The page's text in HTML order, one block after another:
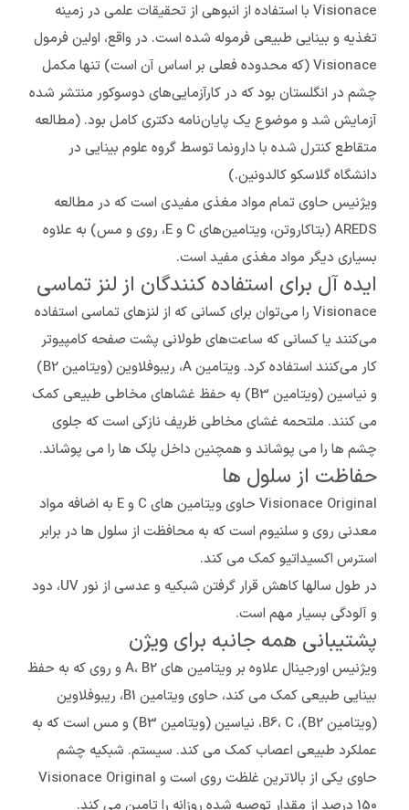
Visionace با استفاده از انبوهی از تحقیقات علمی در زمینه
تغذیه و بینایی طبیعی فرموله شده است. در واقع، اولین فرمول
Visionace (که محدوده فعلی بر اساس آن است) تنها مکمل
چشم در انگلستان بود که در کارآزمایی‌های دوسوکور منتشر شده
آزمایش شد و موضوع یک پایان‌نامه دکتری کامل بود. (مطالعه
متقاطع کنترل شده با دارونما توسط گروه علوم بینایی در
دانشگاه گلاسکو کالدونین.)
ویژنیس حاوی تمام مواد مغذی مفیدی است که در مطالعه
AREDS (بتاکاروتن، ویتامین‌های C و E، روی و مس) به علاوه
بسیاری دیگر مواد مغذی مفید است.
ایده آل برای استفاده کنندگان از لنز تماسی
Visionace را می‌توان برای کسانی که از لنزهای تماسی استفاده
می‌کنند یا کسانی که ساعت‌های طولانی پشت صفحه کامپیوتر
کار می‌کنند استفاده کرد. ویتامین A، ریبوفلاوین (ویتامین B2)
و نیاسین (ویتامین B3) به حفظ غشاهای مخاطی طبیعی کمک
می کنند. ملتحمه غشای مخاطی ظریف نازکی است که جلوی
چشم ها را می پوشاند و همچنین داخل پلک ها را می پوشاند.
حفاظت از سلول ها
Visionace Original حاوی ویتامین های C و E به اضافه مواد
معدنی روی و سلنیوم است که به محافظت از سلول ها در برابر
استرس اکسیداتیو کمک می کند.
در طول سالها کاهش قرار گرفتن شبکیه و عدسی از نور UV، دود
و آلودگی بسیار مهم است.
پشتیبانی همه جانبه برای ویژن
ویژنیس اورجینال علاوه بر ویتامین های A، B2 و روی که به حفظ
بینایی طبیعی کمک می کند، حاوی ویتامین B1، ریبوفلاوین
(ویتامین B2)، B6، C، نیاسین (ویتامین B3) و مس است که به
عملکرد طبیعی اعصاب کمک می کند. سیستم. شبکیه چشم
حاوی یکی از بالاترین غلظت روی است و Visionace Original